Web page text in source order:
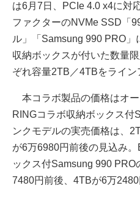
は6月7日、PCIe 4.0 x4に対
ファクターのNVMe SSD「
ル」「Samsung 990 PRO
収納ボックスが付いた数量
ぞれ容量2TB／4TBをライン
本コラボ製品の価格はオ
RINGコラボ収納ボックス付
ンクモデルの実売価格は、
が6万6980円前後の見込み
ックス付Samsung 990
7480円前後、4TBが6万2480